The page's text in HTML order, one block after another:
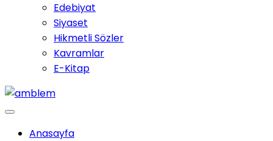
Edebiyat
Siyaset
Hikmetli Sözler
Kavramlar
E-Kitap
Anasayfa